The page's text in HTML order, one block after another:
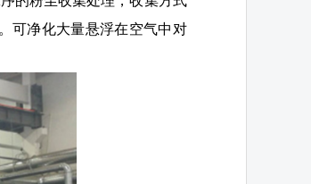
可净化大量悬浮在空气中对